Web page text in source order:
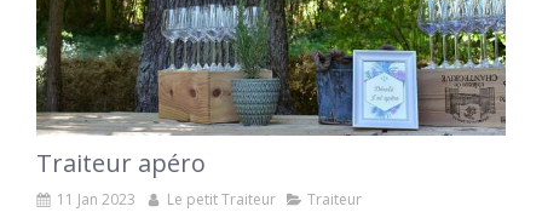
Traiteur apéro
11 Jan 2023 Le petit Traiteur Traiteur